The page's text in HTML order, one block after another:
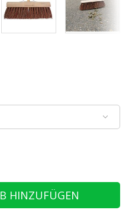
HINZUFÜGEN